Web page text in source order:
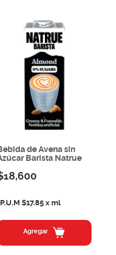
Bebida de Avena sin
Azúcar Barista Natrue
P.U.M $17.85 x ml
Agregar